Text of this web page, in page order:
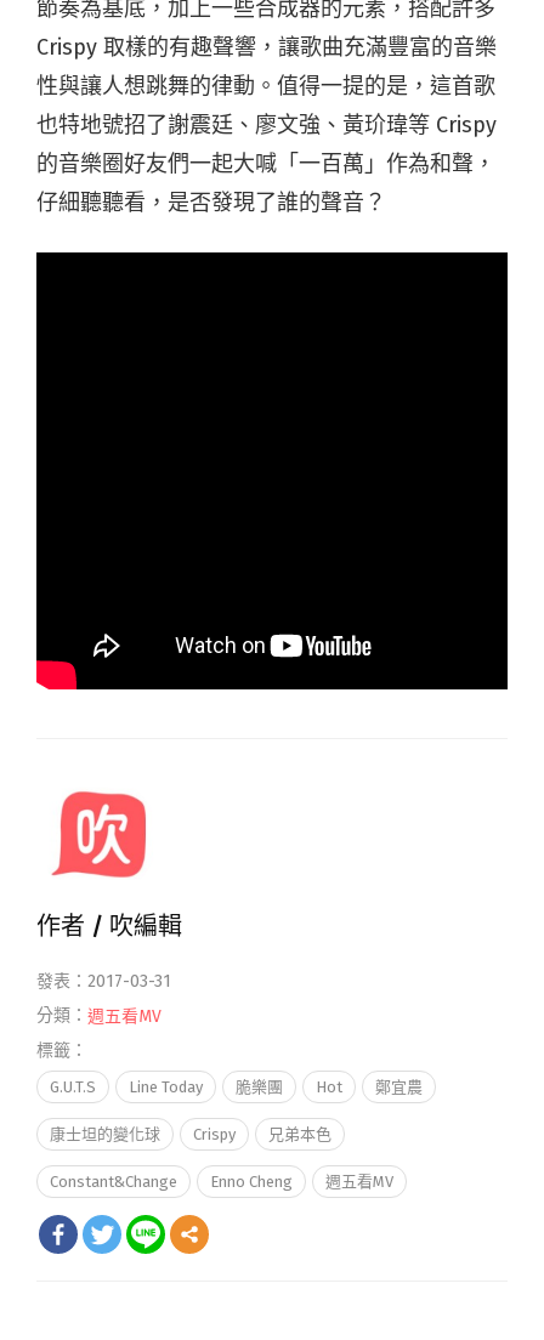
節奏為基底，加上一些合成器的元素，搭配許多
Crispy 取樣的有趣聲響，讓歌曲充滿豐富的音樂
性與讓人想跳舞的律動。值得一提的是，這首歌
也特地號招了謝震廷、廖文強、黃玠瑋等 Crispy
的音樂圈好友們一起大喊「一百萬」作為和聲，
仔細聽聽看，是否發現了誰的聲音？
作者 / 吹編輯
發表：2017-03-31
分類： 週五看MV
標籤：
G.U.T.S Line Today 脆樂團 Hot 鄭宜農
康士坦的變化球 Crispy 兄弟本色
Constant&Change Enno Cheng 週五看MV